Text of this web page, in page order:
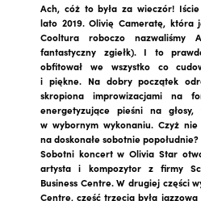
Ach, cóż to była za wieczór!
lato 2019. Olivię Cameratę, która
Cooltura roboczo
fantastyczny zgiełk). I to
obfitował we wszystko co
i piękne. Na dobry początek
skropiona improwizacjami na
energetyzujące pieśni na
w wybornym wykonaniu. Czyż
na doskonałe sobotnie popołudnie?
Sobotni koncert w Olivia Star
artysta i kompozytor z firmy
Business Centre. W drugiej części
Centre, część trzecia była jazzową